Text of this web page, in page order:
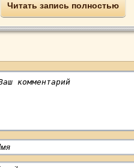
Читать запись полностью